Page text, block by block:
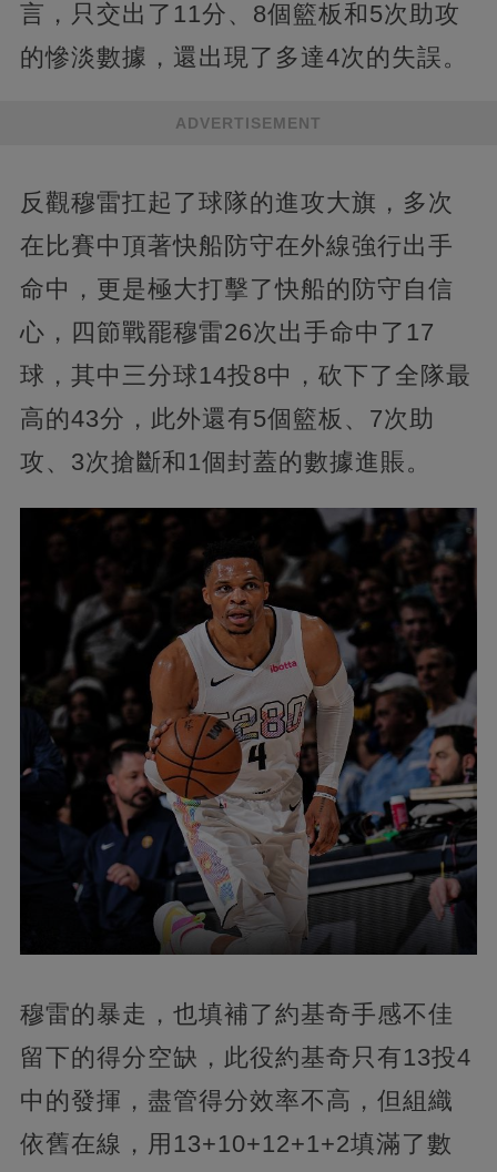
言，只交出了11分、8個籃板和5次助攻
的慘淡數據，還出現了多達4次的失誤。
ADVERTISEMENT
反觀穆雷扛起了球隊的進攻大旗，多次
在比賽中頂著快船防守在外線強行出手
命中，更是極大打擊了快船的防守自信
心，四節戰罷穆雷26次出手命中了17
球，其中三分球14投8中，砍下了全隊最
高的43分，此外還有5個籃板、7次助
攻、3次搶斷和1個封蓋的數據進賬。
穆雷的暴走，也填補了約基奇手感不佳
留下的得分空缺，此役約基奇只有13投4
中的發揮，盡管得分效率不高，但組織
依舊在線，用13+10+12+1+2填滿了數